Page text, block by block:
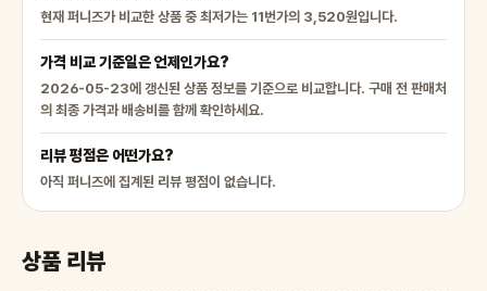
현재 퍼니즈가 비교한 상품 중 최저가는 11번가의 3,520원입니다.
가격 비교 기준일은 언제인가요?
2026-05-23에 갱신된 상품 정보를 기준으로 비교합니다. 구매 전 판매처
의 최종 가격과 배송비를 함께 확인하세요.
리뷰 평점은 어떤가요?
아직 퍼니즈에 집계된 리뷰 평점이 없습니다.
상품 리뷰